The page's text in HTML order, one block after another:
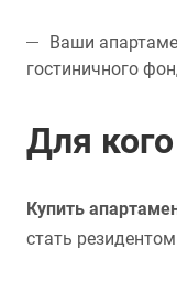
Ваши
гостиничного
Для
Купить
стать